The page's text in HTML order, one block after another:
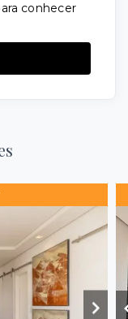
conhecer